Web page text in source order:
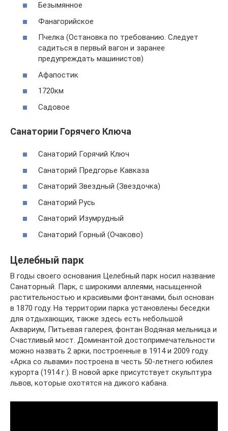
Безымянное
Фанагорийское
Пчелка (Остановка по требованию. Следует
садиться в первый вагон и заранее
предупреждать машинистов)
Афапостик
1720км
Садовое
Санатории Горячего Ключа
Санаторий Горячий Ключ
Санаторий Предгорье Кавказа
Санаторий Звездный (Звездочка)
Санаторий Русь
Санаторий Изумрудный
Санаторий Горный (Очаково)
Целебный парк
В годы своего основания Целебный парк носил название
Санаторный. Парк, с широкими аллеями, насыщенной
растительностью и красивыми фонтанами, был основан
в 1870 году. На территории парка установлены беседки
для отдыхающих, также здесь есть небольшой
Аквариум, Питьевая галерея, фонтан Водяная мельница и
Счастливый мост. Доминантой достопримечательности
можно назвать 2 арки, построенные в 1914 и 2009 году.
«Арка со львами» построена в честь 50-летнего юбилея
курорта (1914 г.). В новой арке присутствует скульптура
львов, которые охотятся на дикого кабана.